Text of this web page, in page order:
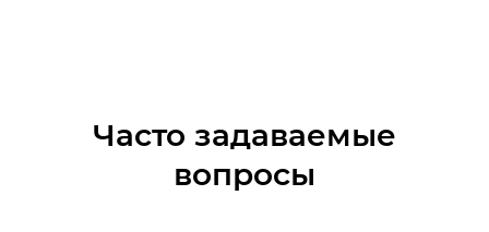
Часто задаваемые
вопросы